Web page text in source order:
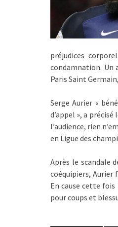
préjudices
condamnation. Un
Paris Saint
Serge Aurier «
d’appel », a
l’audience, rien
en Ligue des
Après le scandale
coéquipiers, Aurier
En cause cette
pour coups et